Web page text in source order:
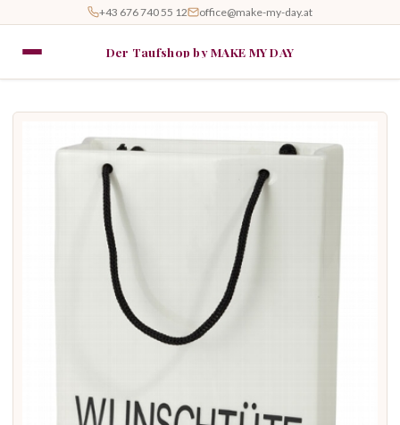
+43 676 740 55 12 office@make-my-day.at
Der Taufshop by MAKE MY DAY